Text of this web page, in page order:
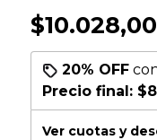
$10.028,00
20% OFF
Precio final:
Ver cuotas y